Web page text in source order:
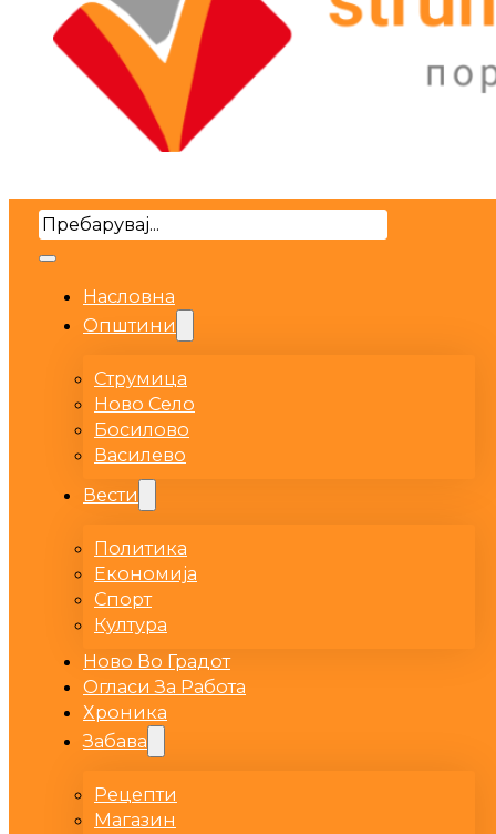
Search
Насловна
Општини
Струмица
Ново Село
Босилово
Василево
Вести
Политика
Економија
Спорт
Култура
Ново Во Градот
Огласи За Работа
Хроника
Забава
Рецепти
Магазин